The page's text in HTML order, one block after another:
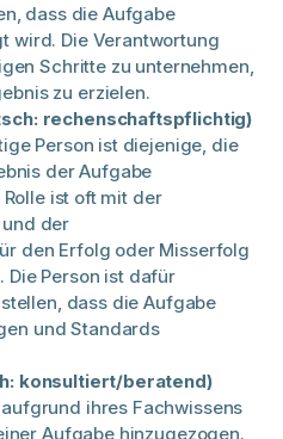
dass die Aufgabe
wird. Die Verantwortung
Schritte zu unternehmen,
zu erzielen.
rechenschaftspflichtig)
Person ist diejenige, die
der Aufgabe
ist oft mit der
der
den Erfolg oder Misserfolg
Die Person ist dafür
dass die Aufgabe
und Standards
konsultiert/beratend)
ihres Fachwissens
Aufgabe hinzugezogen.